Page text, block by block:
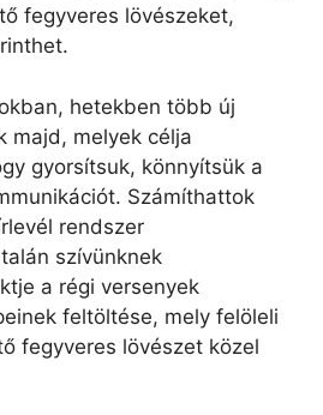
fegyveres lövészeket,
hetekben több új
majd, melyek célja
gyorsítsuk, könnyítsük a
Számíthattok
rendszer
szívünknek
a régi versenyek
feltöltése, mely felöleli
fegyveres lövészet közel